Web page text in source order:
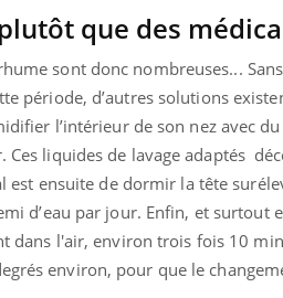
que des
sont donc nombreuses...
période, d’autres solutions
l’intérieur de son nez avec
Ces liquides de lavage adaptés
est ensuite de dormir la tête
d’eau par jour. Enfin, et
dans l'air, environ trois fois 10
environ, pour que le
mentale : et si on
Youtube
dans le diabète de type 2
reçues chez les
chez les soignants.